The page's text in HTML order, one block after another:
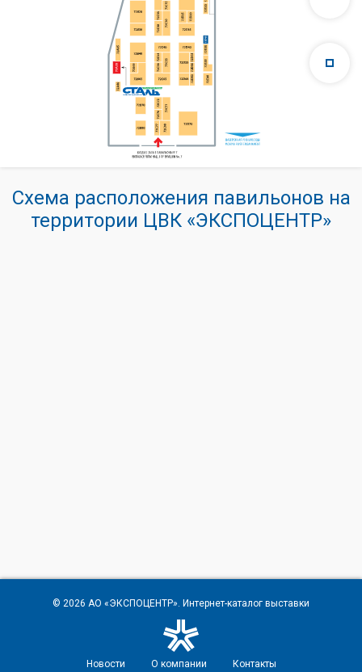
Схема расположения павильонов на
территории ЦВК «ЭКСПОЦЕНТР»
© 2026 АО «ЭКСПОЦЕНТР». Интернет-каталог выставки
Новости О компании Контакты